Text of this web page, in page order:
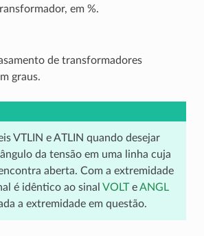
em %.
de transformadores
graus.
VTLIN e ATLIN quando desejar
da tensão em uma linha cuja
aberta. Com a extremidade
é idêntico ao sinal VOLTeANGL
a extremidade em questão.